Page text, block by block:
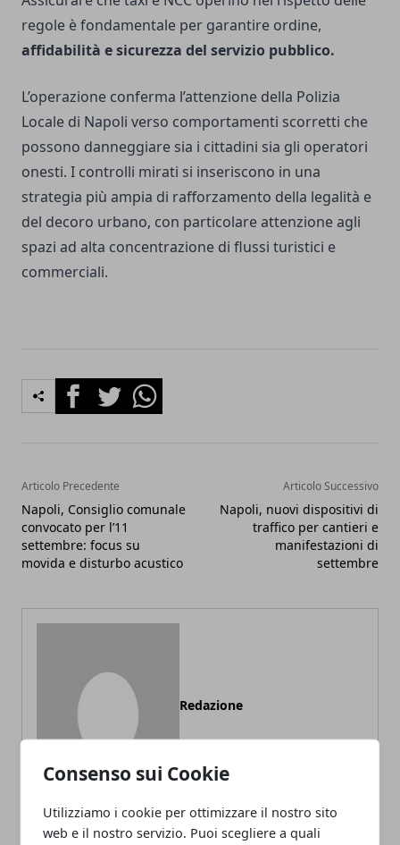
Consenso sui Cookie
Utilizziamo i cookie per ottimizzare il nostro sito
web e il nostro servizio. Puoi scegliere a quali
regole è fondamentale per garantire ordine,
affidabilità e sicurezza del servizio pubblico.
L’operazione conferma l’attenzione della Polizia
Locale di Napoli verso comportamenti scorretti che
possono danneggiare sia i cittadini sia gli operatori
onesti. I controlli mirati si inseriscono in una
strategia più ampia di rafforzamento della legalità e
del decoro urbano, con particolare attenzione agli
spazi ad alta concentrazione di flussi turistici e
commerciali.
FacebookTwitterWhatsapp
Articolo Precedente
Napoli, Consiglio comunale
convocato per l’11
settembre: focus su
movida e disturbo acustico
Articolo Successivo
Napoli, nuovi dispositivi di
traffico per cantieri e
manifestazioni di
settembre
Redazione